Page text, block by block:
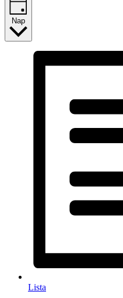
Nap
Lista